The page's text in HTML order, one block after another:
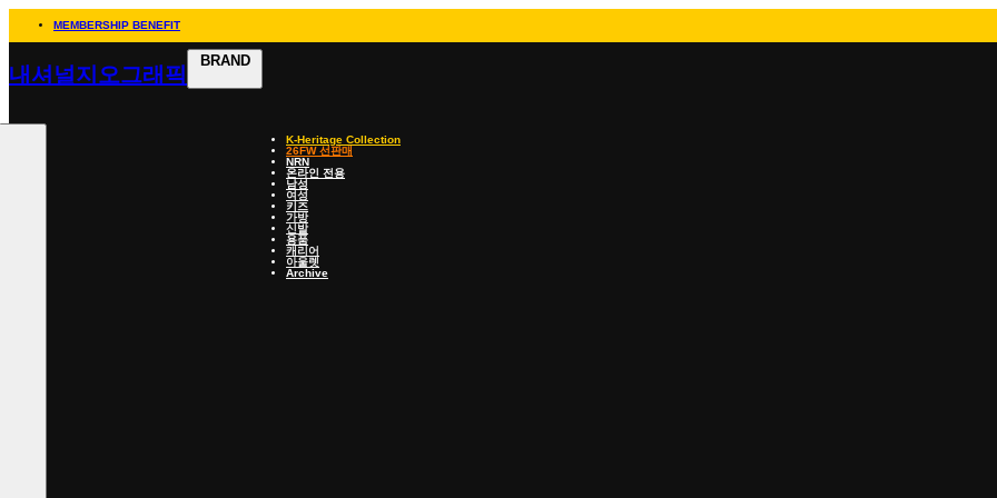
MEMBERSHIP BENEFIT
내셔널지오그래픽
BRAND
K-Heritage Collection
26FW 선판매
NRN
온라인 전용
남성
여성
키즈
가방
신발
용품
캐리어
아울렛
Archive